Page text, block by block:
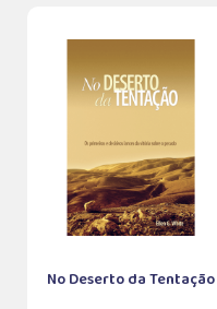
No Deserto da Tentação